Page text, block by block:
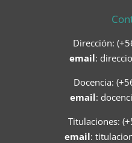
Dirección:
email:
Docencia:
email:
Titulaciones:
email: